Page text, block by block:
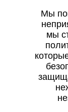
Мы
мы